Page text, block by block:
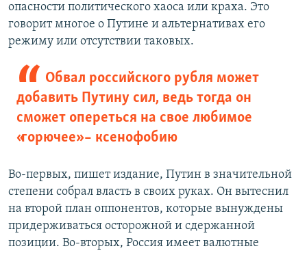
опасности политического хаоса или краха. Это
говорит многое о Путине и альтернативах его
режиму или отсутствии таковых.
Обвал российского рубля может
добавить Путину сил, ведь тогда он
сможет опереться на свое любимое
«горючее» – ксенофобию
Во-первых, пишет издание, Путин в значительной
степени собрал власть в своих руках. Он вытеснил
на второй план оппонентов, которые вынуждены
придерживаться осторожной и сдержанной
позиции. Во-вторых, Россия имеет валютные